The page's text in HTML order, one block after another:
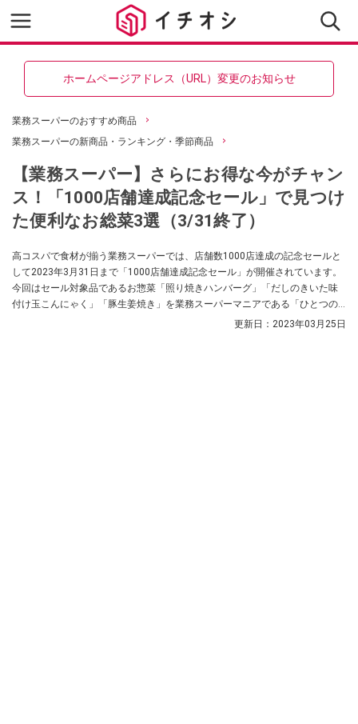
ホームページアドレス（URL）変更のお知らせ
業務スーパーのおすすめ商品
業務スーパーの新商品・ランキング・季節商品
【業務スーパー】さらにお得な今がチャン
ス！「1000店舗達成記念セール」で見つけ
た便利なお総菜3選（3/31終了）
高コスパで食材が揃う業務スーパーでは、店舗数1000店達成の記念セールと
して2023年3月31日まで「1000店舗達成記念セール」が開催されています。
今回はセール対象品であるお惣菜「照り焼きハンバーグ」「だしのきいた味
付け玉こんにゃく」「豚生姜焼き」を業務スーパーマニアである「ひとつの
まる」さんが紹介してくれました。お手軽にアレンジできておいしいお惣菜
更新日： 2023年03月25日